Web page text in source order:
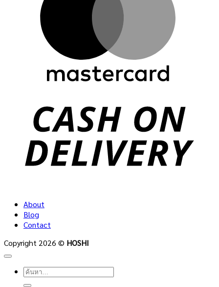
About
Blog
Contact
Copyright 2026 © HOSHI
ค้นหา: